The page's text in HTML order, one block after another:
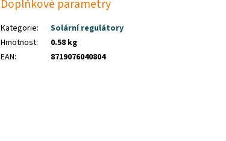
Doplňkové parametry
Kategorie:
Solární regulátory
Hmotnost:
0.58 kg
EAN: 8719076040804